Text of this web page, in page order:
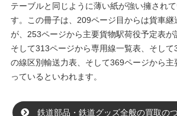
テーブルと同じように薄い紙が強い擁され
す。この冊子は、209ページ目からは貨車継
が、253ページから主要貨物駅荷役予定表が
そして313ページから専用線一覧表、そし
の線区別輸送力表、そして369ページから主
っているといわれます。
鉄道部品・鉄道グッズ全般の買取の